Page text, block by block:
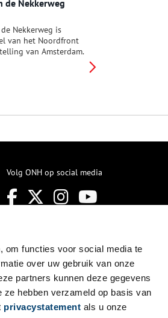
om functies voor social media te
over uw gebruik van onze
partners kunnen deze gegevens
hebben verzameld op basis van
privacystatement als u onze
de Nekkerweg
Nekkerweg is
van het Noordfront
van Amsterdam.
Volg ONH op social media